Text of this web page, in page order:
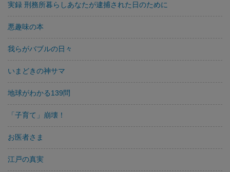
実録 刑務所暮らしあなたが逮捕された日のために
悪趣味の本
我らがバブルの日々
いまどきの神サマ
地球がわかる139問
「子育て」崩壊！
お医者さま
江戸の真実